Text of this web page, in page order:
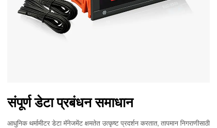
संपूर्ण डेटा प्रबंधन समाधान
आधुनिक थर्मामीटर डेटा मॅनेजमेंट क्षमतेत उत्कृष्ट प्रदर्शन करतात, तापमान निगराणीसाठी